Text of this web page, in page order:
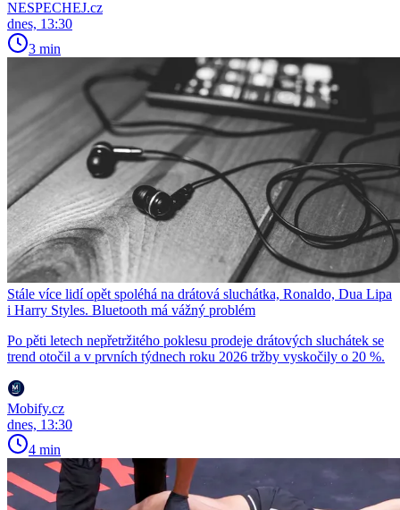
NESPECHEJ.cz
dnes, 13:30
3 min
Stále více lidí opět spoléhá na drátová sluchátka, Ronaldo, Dua Lipa
i Harry Styles. Bluetooth má vážný problém
Po pěti letech nepřetržitého poklesu prodeje drátových sluchátek se
trend otočil a v prvních týdnech roku 2026 tržby vyskočily o 20 %.
Mobify.cz
dnes, 13:30
4 min